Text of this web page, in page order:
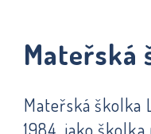
Mateřská
Mateřská školka
1984, jako